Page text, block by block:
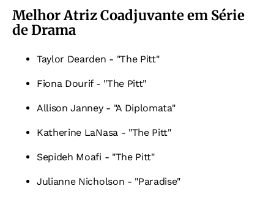
Melhor Atriz Coadjuvante em Série
de Drama
Taylor Dearden - "The Pitt"
Fiona Dourif - "The Pitt"
Allison Janney - "A Diplomata"
Katherine LaNasa - "The Pitt"
Sepideh Moafi - "The Pitt"
Julianne Nicholson - "Paradise"